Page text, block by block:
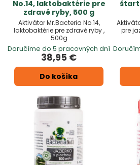
No.14, laktobaktérie pre
zdravé ryby, 500 g
Aktivátor Mr.Bacteria No.14,
laktobaktérie pre zdravé ryby ,
500g
Doručíme do 5 pracovných dní
38,95 €
Do košíka
štart
pre